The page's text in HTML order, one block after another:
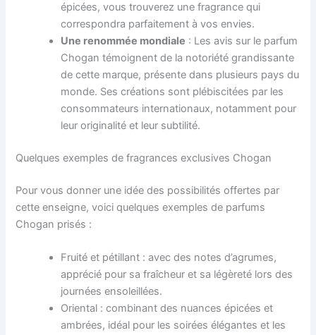
épicées, vous trouverez une fragrance qui
correspondra parfaitement à vos envies.
Une renommée mondiale : Les avis sur le parfum
Chogan témoignent de la notoriété grandissante
de cette marque, présente dans plusieurs pays du
monde. Ses créations sont plébiscitées par les
consommateurs internationaux, notamment pour
leur originalité et leur subtilité.
Quelques exemples de fragrances exclusives Chogan
Pour vous donner une idée des possibilités offertes par
cette enseigne, voici quelques exemples de parfums
Chogan prisés :
Fruité et pétillant : avec des notes d’agrumes,
apprécié pour sa fraîcheur et sa légèreté lors des
journées ensoleillées.
Oriental : combinant des nuances épicées et
ambrées, idéal pour les soirées élégantes et les